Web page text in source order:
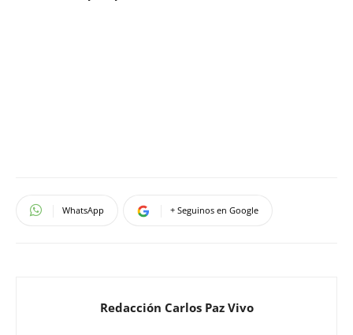
WhatsApp + Seguinos en Google
Redacción Carlos Paz Vivo